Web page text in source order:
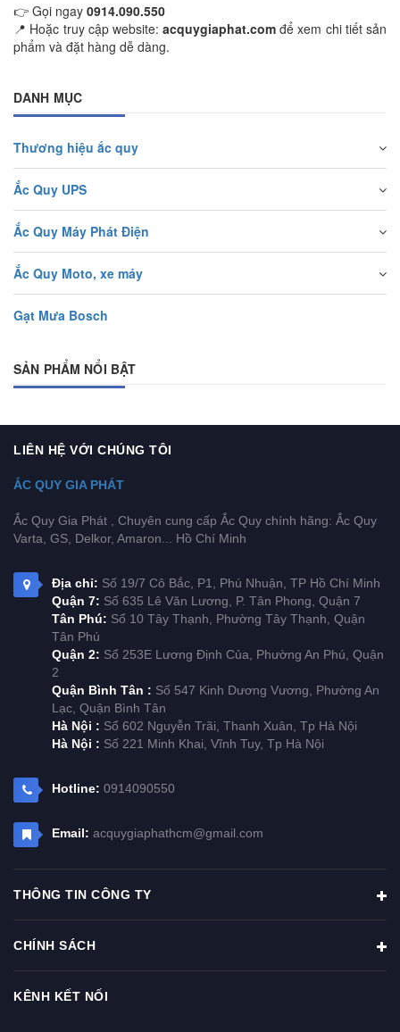
👉 Gọi ngay 0914.090.550
📍 Hoặc truy cập website:acquygiaphat.com để xem chi tiết sản
phẩm và đặt hàng dễ dàng.
DANH MỤC
Thương hiệu ắc quy
Ắc Quy UPS
Ắc Quy Máy Phát Điện
Ắc Quy Moto, xe máy
Gạt Mưa Bosch
SẢN PHẨM NỔI BẬT
LIÊN HỆ VỚI CHÚNG TÔI
ẮC QUY GIA PHÁT
Ắc Quy Gia Phát , Chuyên cung cấp Ắc Quy chính hãng: Ắc Quy
Varta, GS, Delkor, Amaron... Hồ Chí Minh
Địa chỉ: Số 19/7 Cô Bắc, P1, Phú Nhuận, TP Hồ Chí Minh
Quận 7: Số 635 Lê Văn Lương, P. Tân Phong, Quận 7
Tân Phú: Số 10 Tây Thạnh, Phường Tây Thạnh, Quận
Tân Phú
Quận 2: Số 253E Lương Định Của, Phường An Phú, Quận
2
Quận Bình Tân : Số 547 Kinh Dương Vương, Phường An
Lạc, Quận Bình Tân
Hà Nội : Số 602 Nguyễn Trãi, Thanh Xuân, Tp Hà Nội
Hà Nội : Số 221 Minh Khai, Vĩnh Tuy, Tp Hà Nội
Hotline: 0914090550
Email: acquygiaphathcm@gmail.com
THÔNG TIN CÔNG TY
CHÍNH SÁCH
KÊNH KẾT NỐI